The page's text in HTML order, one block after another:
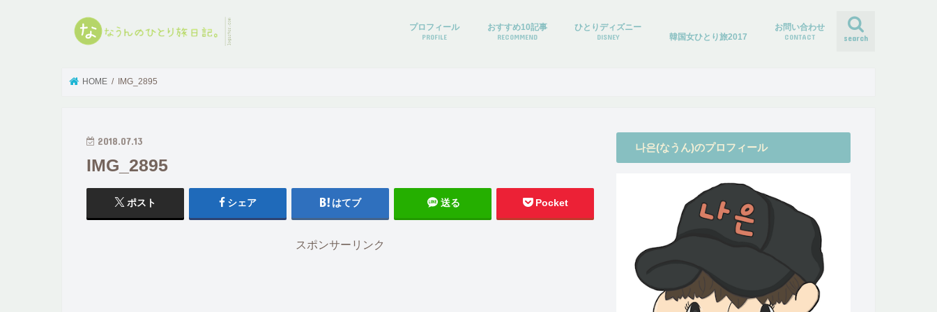
search
プロフィール
PROFILE
おすすめ10記事
RECOMMEND
ひとりディズニー
DISNEY 韓国女ひとり旅2017
お問い合わせ
CONTACT
HOME IMG_2895
2018.07.13
IMG_2895
ポスト シェア はてブ 送る Pocket
スポンサーリンク
나은(なうん)のプロフィール